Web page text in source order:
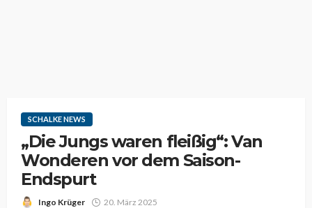
SCHALKE NEWS
„Die Jungs waren fleißig“: Van
Wonderen vor dem Saison-
Endspurt
Ingo Krüger 20. März 2025